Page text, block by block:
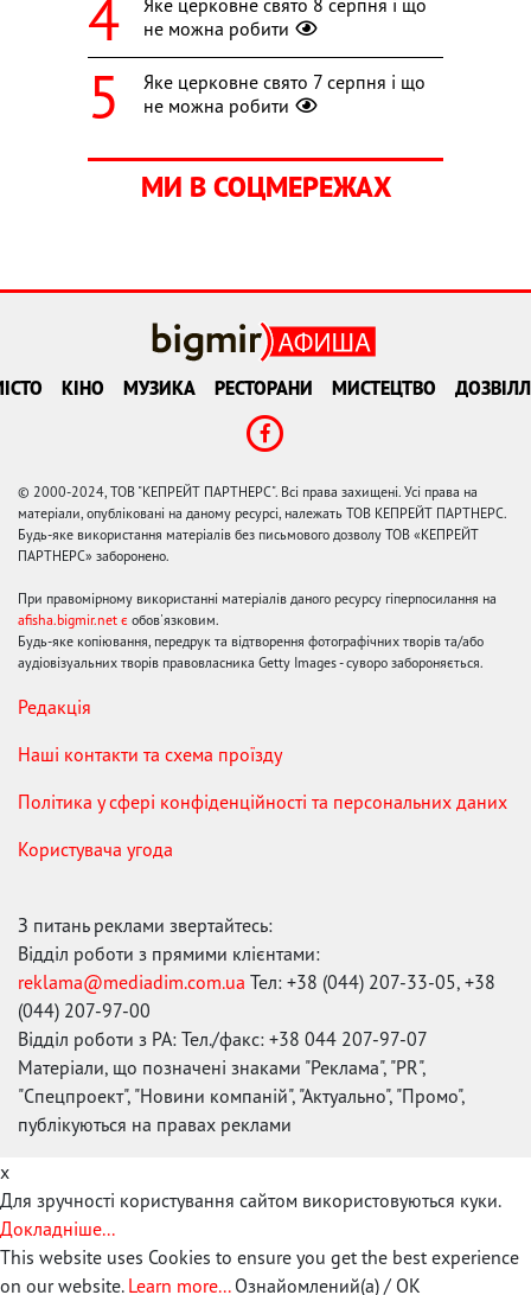
не можна робити
Яке церковне свято 7 серпня і що
не можна робити
МИ В СОЦМЕРЕЖАХ
КІНО МУЗИКА РЕСТОРАНИ МИСТЕЦТВО
© 2000-2024, ТОВ "КЕПРЕЙТ ПАРТНЕРС". Всі права захищені. Усі права на
матеріали, опубліковані на даному ресурсі, належать ТОВ КЕПРЕЙТ ПАРТНЕРС.
Будь-яке використання матеріалів без письмового дозволу ТОВ «КЕПРЕЙТ
ПАРТНЕРС» заборонено.
При правомірному використанні матеріалів даного ресурсу гіперпосилання на
afisha.bigmir.net є обов'язковим.
Будь-яке копіювання, передрук та відтворення фотографічних творів та/або
аудіовізуальних творів правовласника Getty Images - суворо забороняється.
Редакція
Наші контакти та схема проїзду
Політика у сфері конфіденційності та персональних даних
Користувача угода
З питань реклами звертайтесь:
Відділ роботи з прямими клієнтами:
reklama@mediadim.com.ua Тел: +38 (044) 207-33-05, +38
(044) 207-97-00
Відділ роботи з РА: Тел./факс: +38 044 207-97-07
Матеріали, що позначені знаками "Реклама", "PR",
"Спецпроект", "Новини компаній", "Актуально", "Промо",
публікуються на правах реклами
x
Для зручності користування сайтом використовуються куки.
Докладніше...
This website uses Cookies to ensure you get the best experience
on our website. Learn more... Ознайомлений(а) / OK